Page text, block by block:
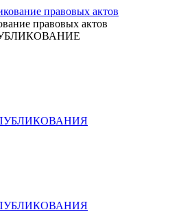
правовых актов